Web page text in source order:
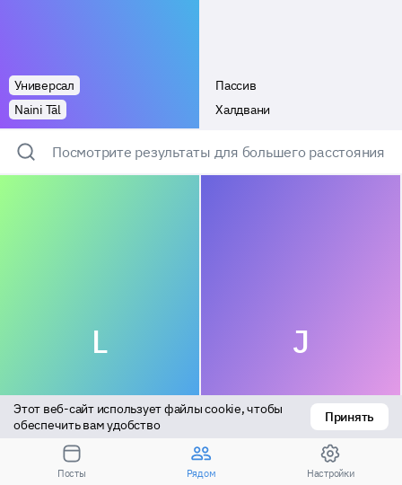
Универсал
Naini Tāl
Пассив
Халдвани
Посмотрите результаты для большего расстояния
L
Универсал
J
Этот веб-сайт использует файлы cookie, чтобы
обеспечить вам удобство
Принять
Посты Рядом Настройки